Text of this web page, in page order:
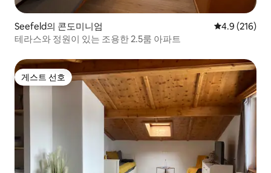
Seefeld의 콘도미니엄 평점 4.9점(5
4.9 (216)
테라스와 정원이 있는 조용한 2.5룸 아파트
게스트 선호
게스트 선호